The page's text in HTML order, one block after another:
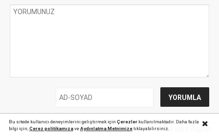
Bu sitede kullanıcı deneyimlerini geliştirmek için Çerezlerkullanılmaktadır. Daha fazla
bilgi için;Çerez politikamızaveAydınlatma Metnimizetıklayabilirsiniz.Reklamı Kapat